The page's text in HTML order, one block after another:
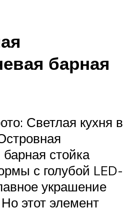
барная
Светлая кухня в
стойка
с голубой LED-
украшение
этот элемент